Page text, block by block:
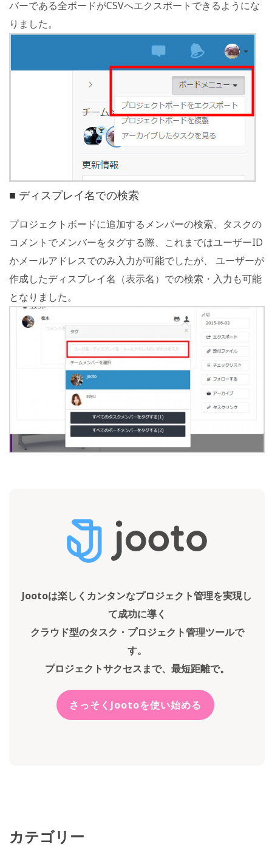
バーである全ボードがCSVへエクスポートできるようにな
りました。
■ ディスプレイ名での検索
プロジェクトボードに追加するメンバーの検索、タスクの
コメントでメンバーをタグする際、これまではユーザーID
かメールアドレスでのみ入力が可能でしたが、 ユーザーが
作成したディスプレイ名（表示名）での検索・入力も可能
となりました。
Jootoは楽しくカンタンなプロジェクト管理を実現し
て成功に導く
クラウド型のタスク・プロジェクト管理ツールで
す。
プロジェクトサクセスまで、最短距離で。
さっそくJootoを使い始める
カテゴリー